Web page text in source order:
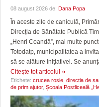
08 august 2026 de: Dana Popa
În aceste zile de caniculă,
Direcția de Sănătate Publică
„Henri Coandă”, mai multe
Totodatp, municipalitatea a
să se alăture inițiativei. Se
Citeşte tot articolul
Etichete: crucea rosie directia de
de prim ajutor, Școala Postliceală